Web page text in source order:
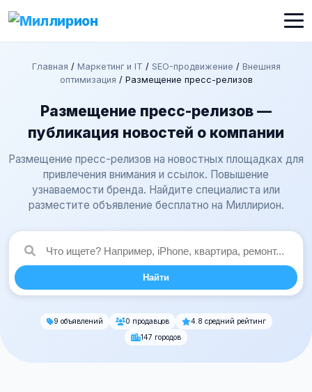
Главная / Маркетинг и IT / SEO-продвижение / Внешняя
оптимизация / Размещение пресс-релизов
Размещение пресс-релизов —
публикация новостей о компании
Размещение пресс-релизов на новостных площадках для
привлечения внимания и ссылок. Повышение
узнаваемости бренда. Найдите специалиста или
разместите объявление бесплатно на Миллирион.
Найти
9 объявлений 0 продавцов
4.8 средний рейтинг
147 городов